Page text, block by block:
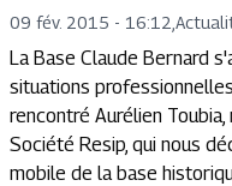
09 fév. 2015 - 16:12
La Base Claude Bernard
situations
rencontré Aurélien
Société Resip, qui nous
mobile de la base